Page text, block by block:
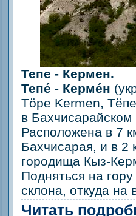
Тепе - Кермен.
Тепе́ - Керме́н
Töpe Kermen,
в
Расположена в 7
Бахчисарая, и в 2
городища Кыз-
Подняться на
склона, откуда на
Читать